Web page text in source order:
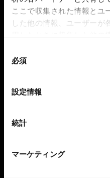
ここで収集された情報とユ
した他の情報、ユーザーが
必須
設定情報
統計
マーケティング
製品のサポート
適合ガイド